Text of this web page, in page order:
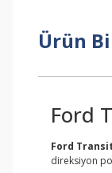
Ürün
Ford
Ford
direksiyon